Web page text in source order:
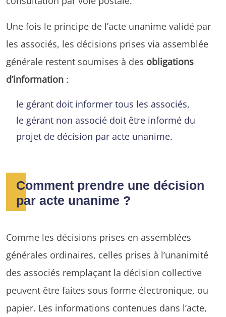
Une fois le principe de l’acte unanime validé par
les associés, les décisions prises via assemblée
générale restent soumises à des obligations
d’information :
le gérant doit informer tous les associés,
le gérant non associé doit être informé du
projet de décision par acte unanime.
Comment prendre une décision
par acte unanime ?
Comme les décisions prises en assemblées
générales ordinaires, celles prises à l’unanimité
des associés remplaçant la décision collective
peuvent être faites sous forme électronique, ou
papier. Les informations contenues dans l’acte,